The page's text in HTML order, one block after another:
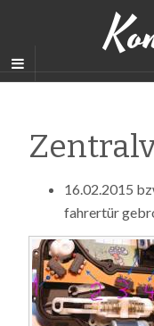
16.02.2015
fahrertür